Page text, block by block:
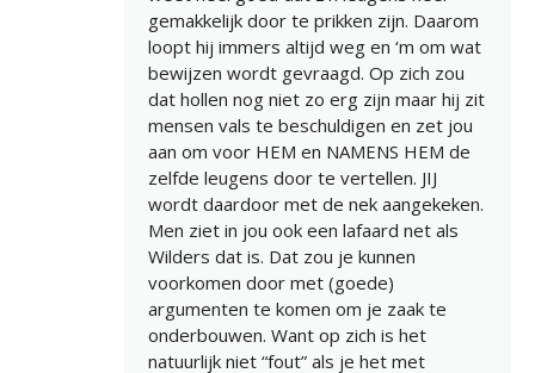
gemakkelijk door te prikken zijn. Daarom
loopt hij immers altijd weg en ‘m om wat
bewijzen wordt gevraagd. Op zich zou
dat hollen nog niet zo erg zijn maar hij zit
mensen vals te beschuldigen en zet jou
aan om voor HEM en NAMENS HEM de
zelfde leugens door te vertellen. JIJ
wordt daardoor met de nek aangekeken.
Men ziet in jou ook een lafaard net als
Wilders dat is. Dat zou je kunnen
voorkomen door met (goede)
argumenten te komen om je zaak te
onderbouwen. Want op zich is het
natuurlijk niet “fout” als je het met